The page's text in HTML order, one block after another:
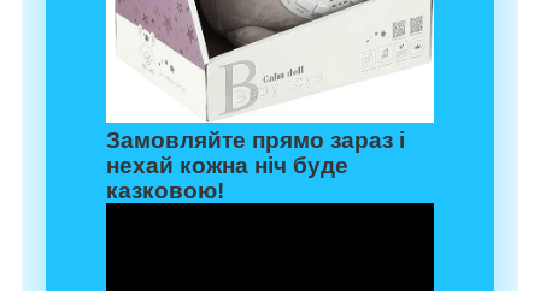
Замовляйте прямо зараз і
нехай кожна ніч буде
казковою!